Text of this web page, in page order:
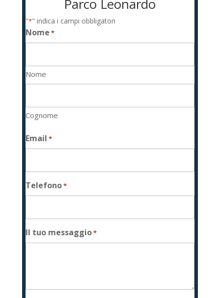
Parco Leonardo
"*" indica i campi obbligatori
Nome *
Nome
Cognome
Email *
Telefono*
Il tuo messaggio*